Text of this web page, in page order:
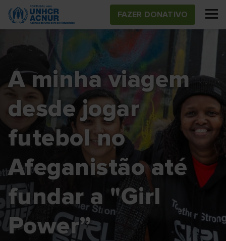
Skip
main
content
FAZER DONATIVO
A minha viagem
desde jogar
futebol no
Afeganistão até
fundar a "Girl
Power”